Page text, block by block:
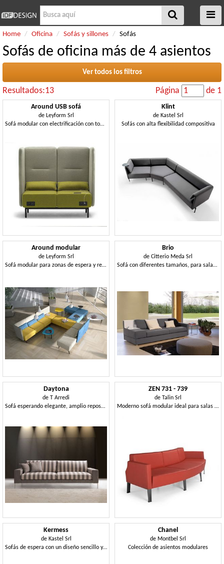
Home Oficina Sofás y sillones Sofás
Sofás de oficina más de 4 asientos
Ver todos los filtros
Resultados:13 Página de 1
Around USB sofá
de Leyform Srl
Sofá modular con electrificación con tomas USB
Klint
de Kastel Srl
Sofás con alta flexibilidad compositiva
Around modular
de Leyform Srl
Sofá modular para zonas de espera y recepción
Brio
de Citterio Meda Srl
Sofá con diferentes tamaños, para salas de espera y oficinas
Daytona
de T Arredi
Sofá esperando elegante, amplio reposabrazos, para Office
ZEN 731 - 739
de Talin Srl
Moderno sofá modular ideal para salas de espera
Kermess
de Kastel Srl
Sofás de espera con un diseño sencillo y lineal
Chanel
de Montbel Srl
Colección de asientos modulares